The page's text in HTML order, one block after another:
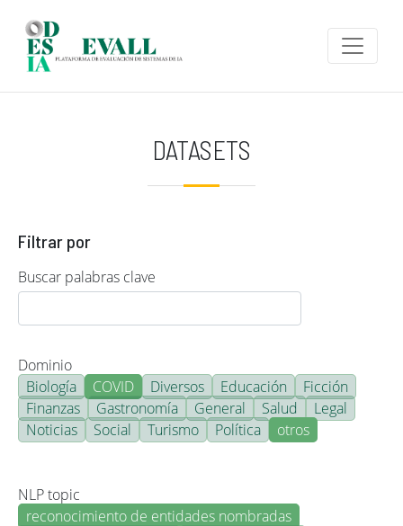
DATASETS
Filtrar por
Buscar palabras clave
Dominio
Biología
COVID Diversos Educación
Ficción
Finanzas
Gastronomía General Salud
Legal
Noticias
Social Turismo Política otros
NLP topic
reconocimiento de entidades nombradas